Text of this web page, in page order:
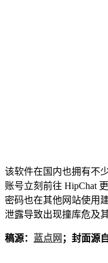
该软件在国内也拥有不
账号立刻前往 HipChat
密码也在其他网站使用
泄露导致出现撞库危及
稿源： 蓝点网 ；封面源